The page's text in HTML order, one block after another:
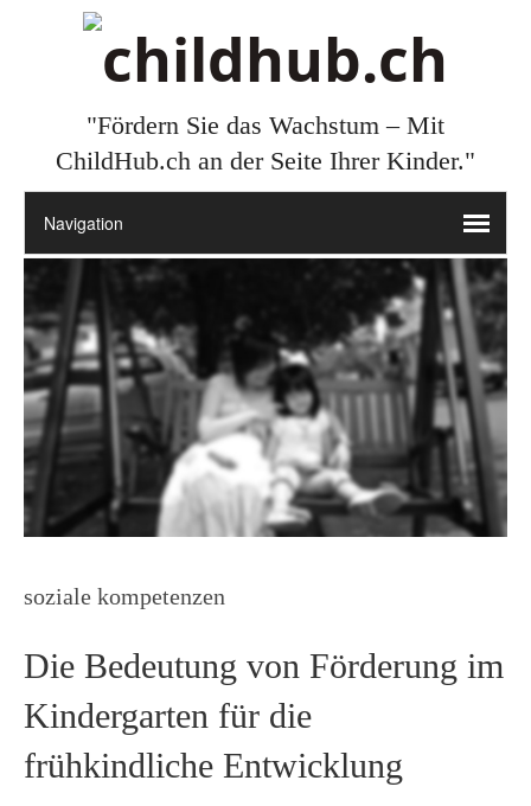
"Fördern Sie das Wachstum – Mit
ChildHub.ch an der Seite Ihrer Kinder."
soziale kompetenzen
Die Bedeutung von Förderung im
Kindergarten für die
frühkindliche Entwicklung